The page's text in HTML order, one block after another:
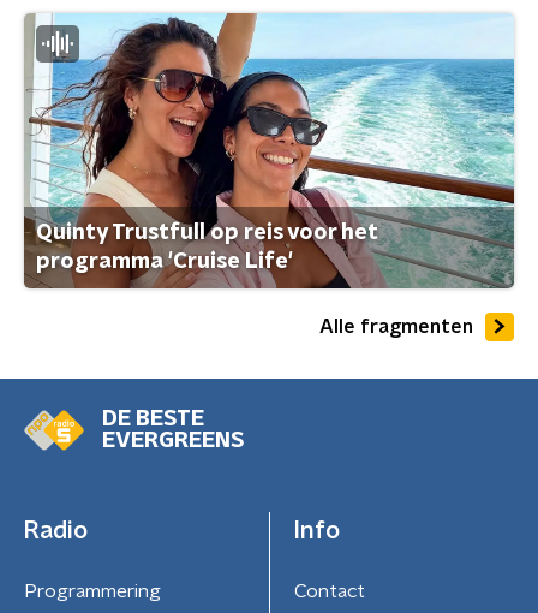
Quinty Trustfull op reis voor het
programma 'Cruise Life'
Alle fragmenten
DE BESTE
EVERGREENS
Radio
Programmering
Info
Contact